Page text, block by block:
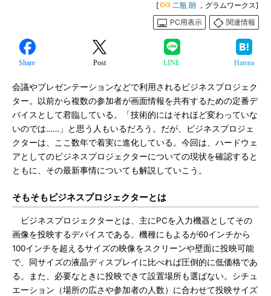
[ 二瓶 朗 ，グラムワークス]
PC用表示
関連情報
Share Post LINE Hatena
会議やプレゼンテーションなどで利用されるビジネスプロジェク
ター。以前から複数の参加者が画面情報を共有するための定番デ
バイスとして君臨している。「技術的にはそれほど変わっていな
いのでは……」と思う人もいるだろう。だが、ビジネスプロジェ
クターは、ここ数年で着実に進化している。今回は、ハードウェ
アとしてのビジネスプロジェクターについての現状を確認すると
ともに、その最新事情についても解説していこう。
そもそもビジネスプロジェクターとは
ビジネスプロジェクターとは、主にPCを入力機器としてその
画像を投映するデバイスである。機種にもよるが60インチから
100インチを超えるサイズの映像をスクリーンや壁面に投映可能
で、同サイズの液晶ディスプレイに比べれば圧倒的に低価格であ
る。また、必要なときに投映できて設置場所も選ばない。シチュ
エーション（場所の広さや参加者の人数）に合わせて投映サイズ